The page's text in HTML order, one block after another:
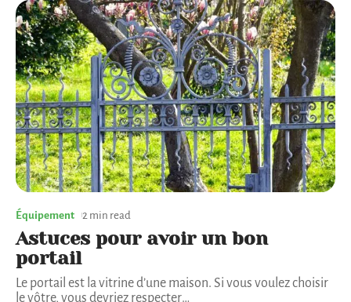
Équipement 2 min read
Astuces pour avoir un bon
portail
Le portail est la vitrine d’une maison. Si vous voulez choisir
le vôtre, vous devriez respecter…